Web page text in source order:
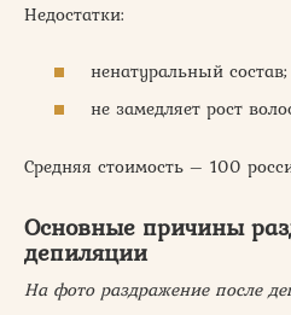
Недостатки:
ненатуральный состав;
не замедляет рост
Средняя стоимость – 100
Основные причины
депиляции
На фото раздражение после